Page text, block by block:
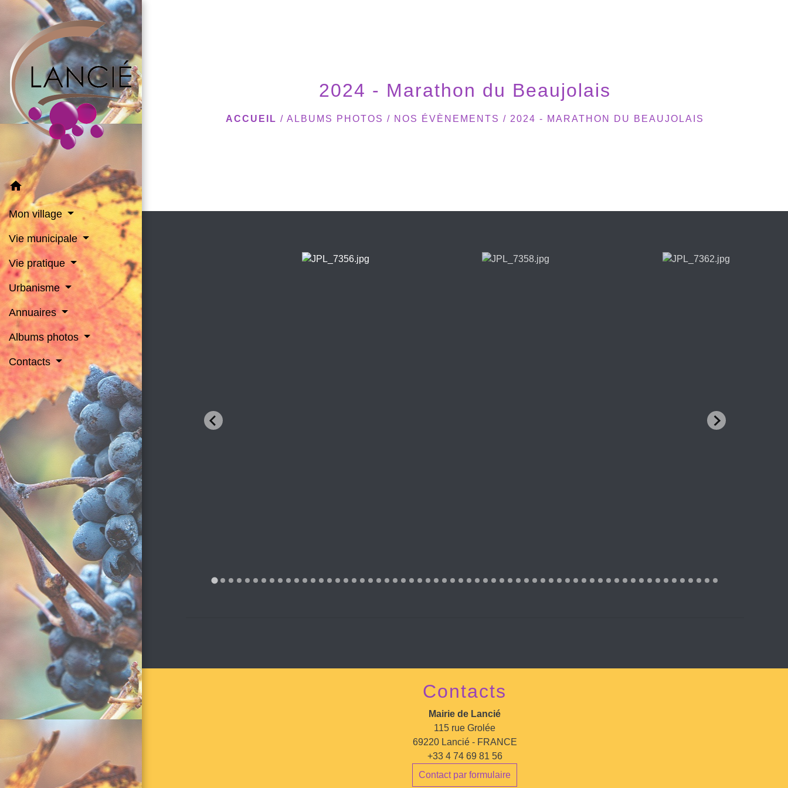
home
Mon village
Vie municipale
Vie pratique
Urbanisme
Annuaires
Albums photos
Contacts
2024 - Marathon du Beaujolais
ACCUEIL / ALBUMS PHOTOS / NOS ÉVÈNEMENTS / 2024 - MARATHON DU BEAUJOLAIS
Contacts
Mairie de Lancié
115 rue Grolée
69220 Lancié - FRANCE
+33 4 74 69 81 56
Contact par formulaire